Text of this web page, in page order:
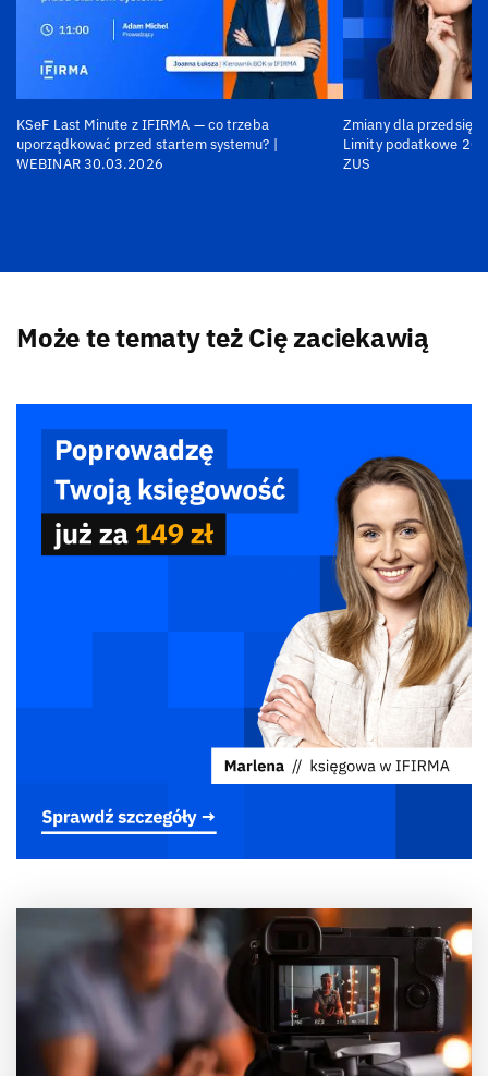
KSeF Last Minute z IFIRMA — co trzeba
uporządkować przed startem systemu? |
WEBINAR 30.03.2026
Zmiany dla
Limity podatkowe
ZUS
Może te tematy też Cię zaciekawią